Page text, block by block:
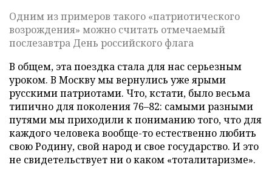
Одним из примеров такого «патриотического
возрождения» можно считать отмечаемый
послезавтра День российского флага
В общем, эта поездка стала для нас серьезным
уроком. В Москву мы вернулись уже ярыми
русскими патриотами. Что, кстати, было весьма
типично для поколения 76–82: самыми разными
путями мы приходили к пониманию того, что для
каждого человека вообще-то естественно любить
свою Родину, свой народ и свое государство. И это
не свидетельствует ни о каком «тоталитаризме».